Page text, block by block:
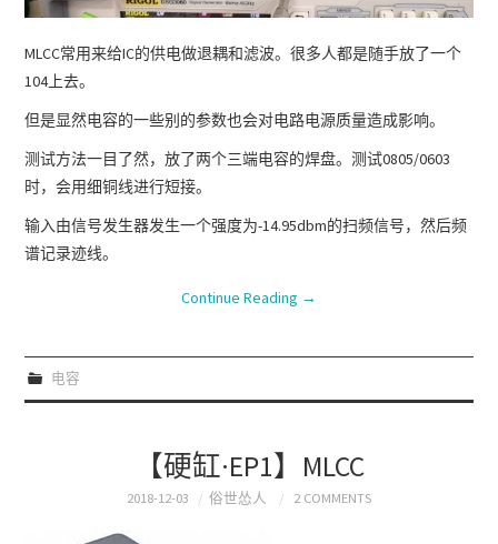
MLCC常用来给IC的供电做退耦和滤波。很多人都是随手放了一个
104上去。
但是显然电容的一些别的参数也会对电路电源质量造成影响。
测试方法一目了然，放了两个三端电容的焊盘。测试0805/0603
时，会用细铜线进行短接。
输入由信号发生器发生一个强度为-14.95dbm的扫频信号，然后频
谱记录迹线。
Continue Reading →
电容
【硬缸·EP1】MLCC
2018-12-03 俗世怂人 2 COMMENTS